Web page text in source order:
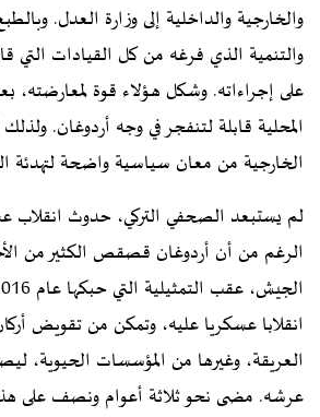
والخارجية والداخلية إلى وزارة العدل.
والتنمية الذي فرغه من كل القيادات التي
على إجراءاته. وشكل هـؤلاء قوة لمعارضته،
المحلية قابلة لتنفجر في وجه أردوغان.
الخارجية من معان سياسية واضحة لتهدئة
لم يستبعد الصحفي التركي، حدوث انقلاب
الرغم من أن أردوغان قصقص الكثير من
انقلابا عسكريا عليه، وتمكن من تقويض
العريقة، وغيرها من المؤسسات الحيوية،
عرشه. مضى نحو ثلاثة أعوام ونصف على